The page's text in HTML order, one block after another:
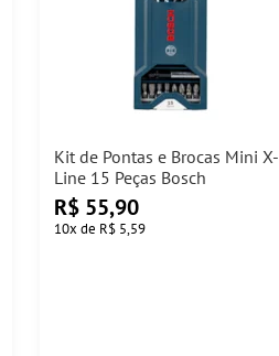
Kit de Pontas e Brocas Mini X-
Line 15 Peças Bosch
R$ 55,90
10x de R$ 5,59